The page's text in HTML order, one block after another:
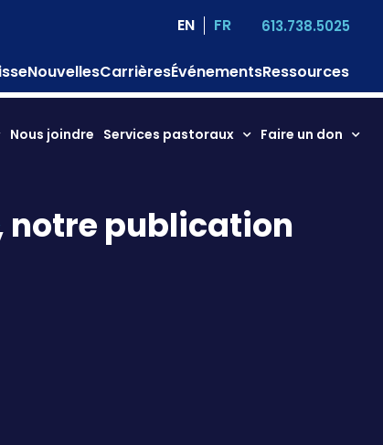
EN FR 613.738.5025
NouvellesCarrièresÉvénementsRessources
Nous joindre Services pastoraux Faire un don
notre publication